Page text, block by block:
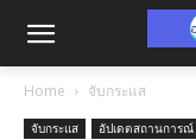
Home จับกระแส
จับกระแส อัปเดตสถานการณ์